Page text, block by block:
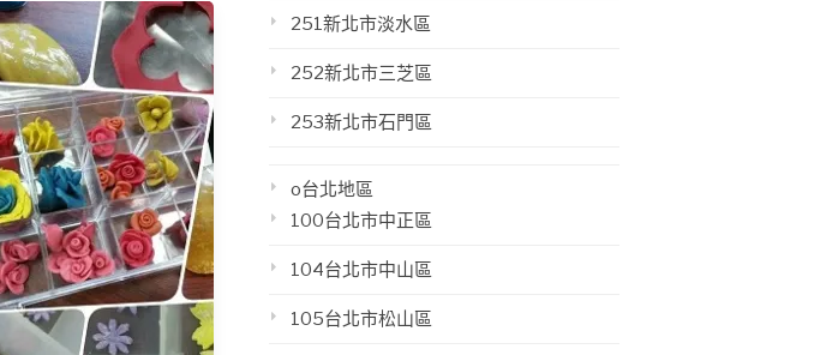
251新北市淡水區
252新北市三芝區
253新北市石門區
o台北地區
100台北市中正區
104台北市中山區
105台北市松山區